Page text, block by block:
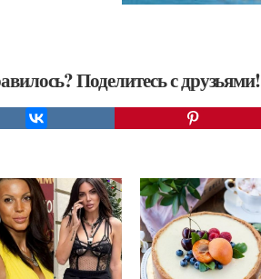
Поделитесь с друзьями!